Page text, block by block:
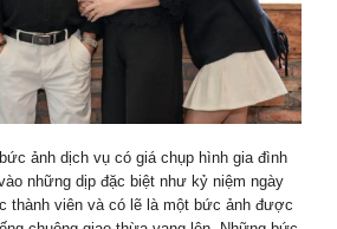
ảnh dịch vụ có giá chụp hình gia đình
những dịp đặc biệt như kỷ niệm ngày
thành viên và có lẽ là một bức ảnh được